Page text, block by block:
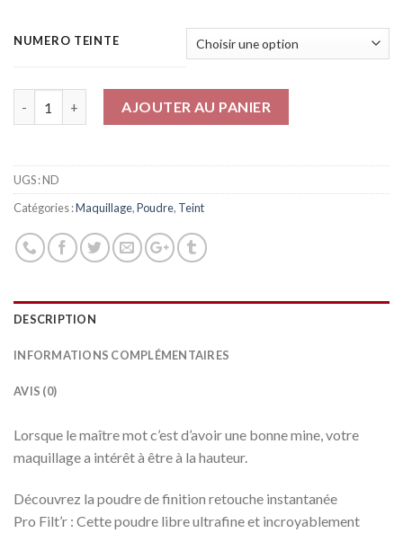
NUMERO TEINTE
AJOUTER AU PANIER
UGS :ND
Catégories :Maquillage,Poudre, Teint
DESCRIPTION
INFORMATIONS COMPLÉMENTAIRES
AVIS (0)
Lorsque le maître mot c’est d’avoir une bonne mine, votre
maquillage a intérêt à être à la hauteur.
Découvrez la poudre de finition retouche instantanée
Pro Filt’r : Cette poudre libre ultrafine et incroyablement